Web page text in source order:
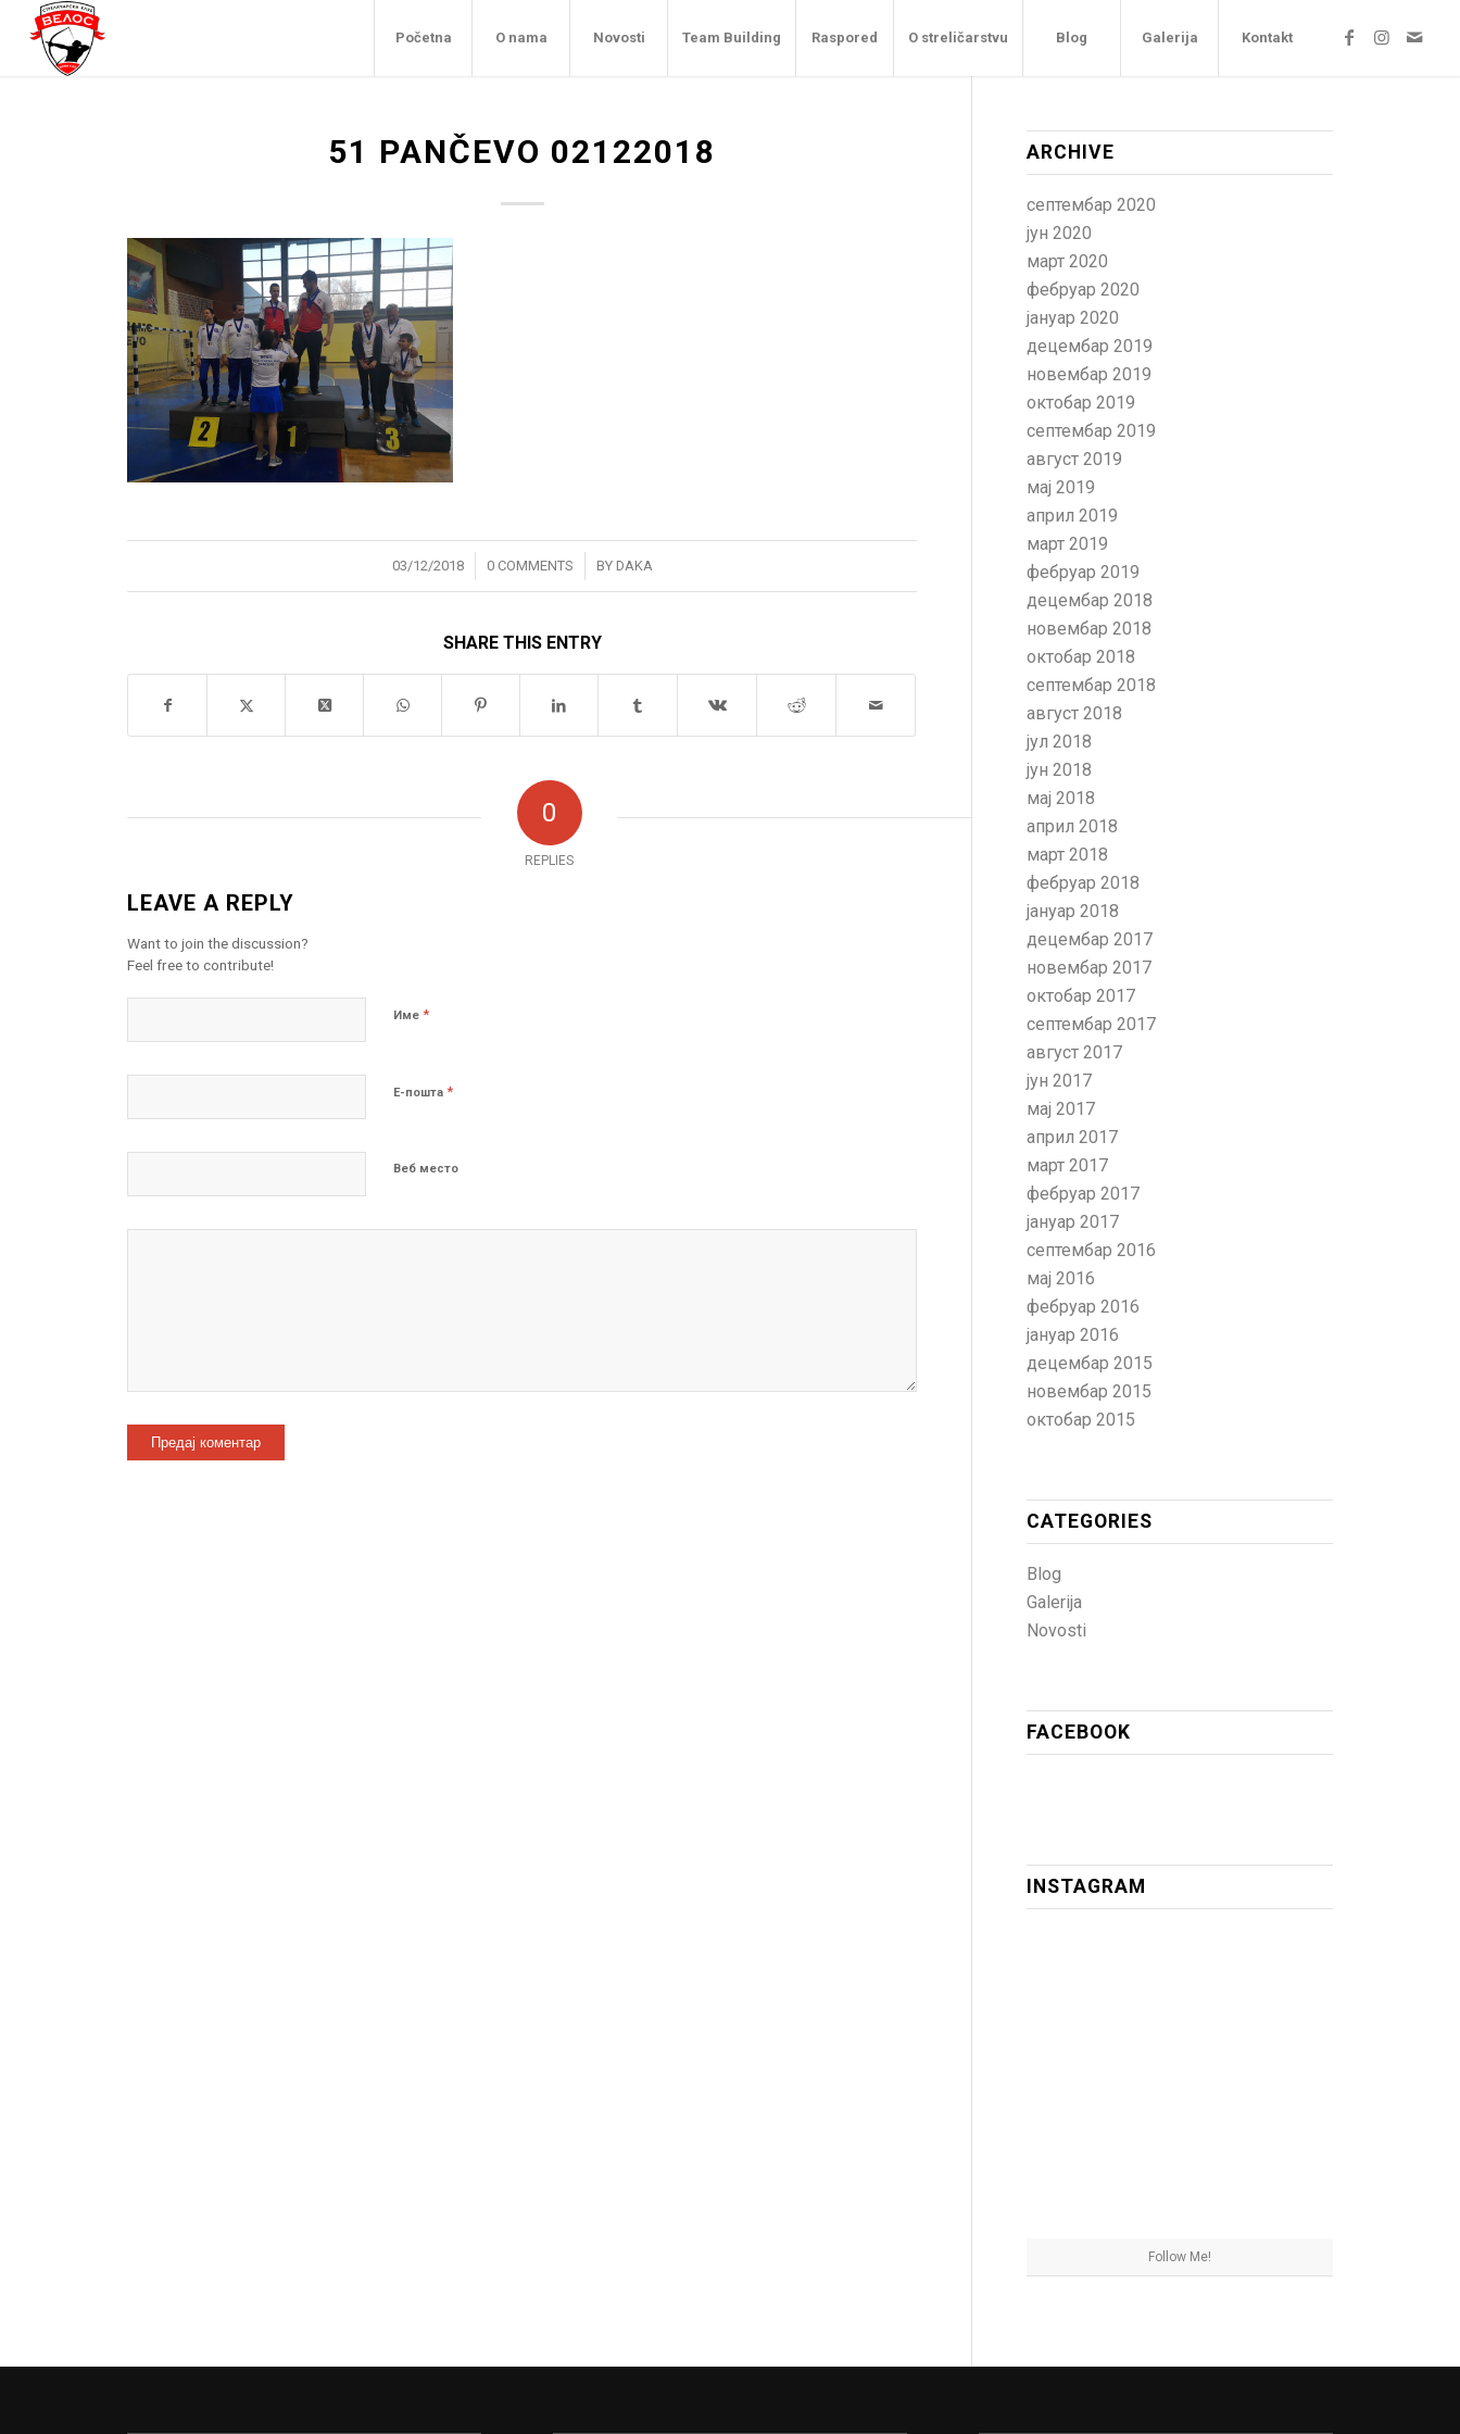
Početna O nama Novosti Team Building Raspored O streličarstvu Blog Galerija Kontakt
51 PANČEVO 02122018
03/12/2018
/ 0 COMMENTS
/ BY DAKA
SHARE THIS ENTRY
0
REPLIES
LEAVE A REPLY
Want to join the discussion?
Feel free to contribute!
Име*
Е-пошта*
Веб место
ARCHIVE
септембар 2020
јун 2020
март 2020
фебруар 2020
јануар 2020
децембар 2019
новембар 2019
октобар 2019
септембар 2019
август 2019
мај 2019
април 2019
март 2019
фебруар 2019
децембар 2018
новембар 2018
октобар 2018
септембар 2018
август 2018
јул 2018
јун 2018
мај 2018
април 2018
март 2018
фебруар 2018
јануар 2018
децембар 2017
новембар 2017
октобар 2017
септембар 2017
август 2017
јун 2017
мај 2017
април 2017
март 2017
фебруар 2017
јануар 2017
септембар 2016
мај 2016
фебруар 2016
јануар 2016
децембар 2015
новембар 2015
октобар 2015
CATEGORIES
Blog
Galerija
Novosti
FACEBOOK
INSTAGRAM
Follow Me!